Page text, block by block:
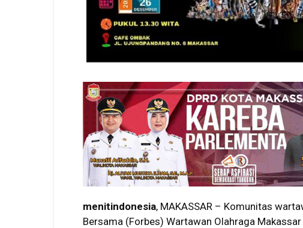
menitindonesia, MAKASSAR – Komunitas
Bersama (Forbes) Wartawan Olahraga